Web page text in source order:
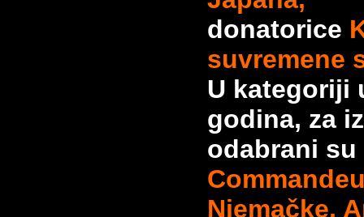
donatorice
suvremene
U kategoriji
godina, za
odabrani
Njemačke,